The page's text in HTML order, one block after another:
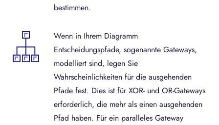
bestimmen.
Wenn in Ihrem Diagramm
Entscheidungspfade, sogenannte Gateways,
modelliert sind, legen Sie
Wahrscheinlichkeiten für die ausgehenden
Pfade fest. Dies ist für XOR- und OR-Gateways
erforderlich, die mehr als einen ausgehenden
Pfad haben. Für ein paralleles Gateway